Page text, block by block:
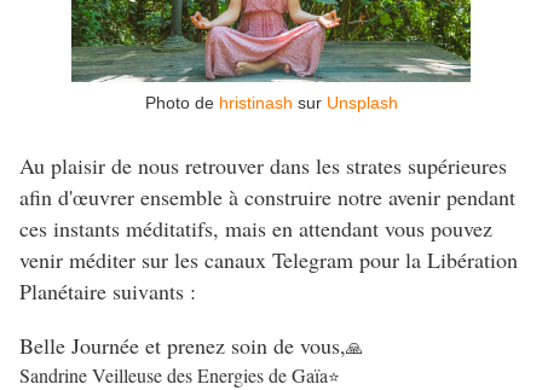
Photo de hristinash sur Unsplash
Au plaisir de nous retrouver dans les strates supérieures
afin d'œuvrer ensemble à construire notre avenir pendant
ces instants méditatifs, mais en attendant vous pouvez
venir méditer sur les canaux Telegram pour la Libération
Planétaire suivants :
Belle Journée et prenez soin de vous,🙏
Sandrine Veilleuse des Energies de Gaïa⭐